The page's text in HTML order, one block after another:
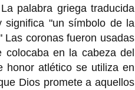
palabra griega traducida
significa "un símbolo de la
Las coronas fueron usadas
colocaba en la cabeza del
honor atlético se utiliza en
Dios promete a aquellos